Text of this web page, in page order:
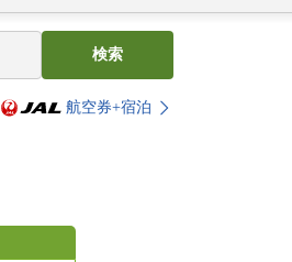
検索
航空券+宿泊